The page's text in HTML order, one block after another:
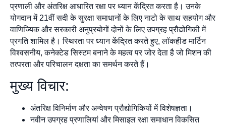
प्रणाली और अंतरिक्ष आधारित रक्षा पर ध्यान केंद्रित करता है। उनके
योगदान में 21वीं सदी के सुरक्षा समाधानों के लिए नाटो के साथ सहयोग और
वाणिज्यिक और सरकारी अनुप्रयोगों दोनों के लिए उपग्रह प्रौद्योगिकी में
प्रगति शामिल है। स्थिरता पर ध्यान केंद्रित करते हुए, लॉकहीड मार्टिन
विश्वसनीय, कनेक्टेड सिस्टम बनाने के महत्व पर जोर देता है जो मिशन की
तत्परता और परिचालन दक्षता का समर्थन करते हैं।
मुख्य विचार:
अंतरिक्ष विनिर्माण और अन्वेषण प्रौद्योगिकियों में विशेषज्ञता।
नवीन उपग्रह प्रणालियां और मिसाइल रक्षा समाधान विकसित